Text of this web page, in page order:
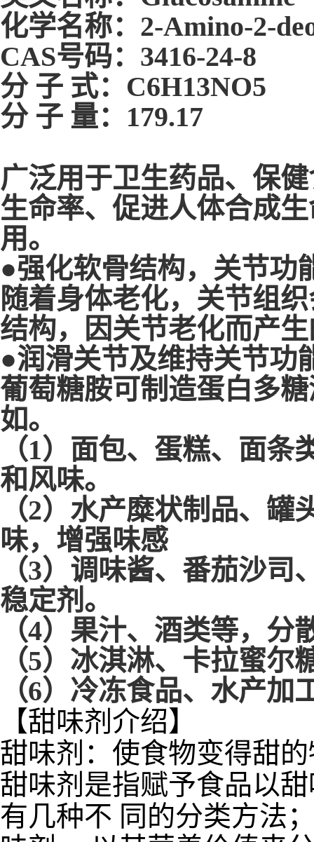
化学名称：2-Amino-2-
CAS号码：3416-24-8
分 子 式：C6H13NO5
分 子 量：179.17
广泛用于卫生药品、保
生命率、促进人体合成
用。
●强化软骨结构，关节功
随着身体老化，关节组
结构，因关节老化而产
●润滑关节及维持关节功
葡萄糖胺可制造蛋白多
如。
（1）面包、蛋糕、面
和风味。
（2）水产糜状制品、
味，增强味感
（3）调味酱、番茄沙
稳定剂。
（4）果汁、酒类等，分
（5）冰淇淋、卡拉蜜
（6）冷冻食品、水产
【甜味剂介绍】
甜味剂：使食物变得甜
甜味剂是指赋予食品以
有几种不 同的分类方法